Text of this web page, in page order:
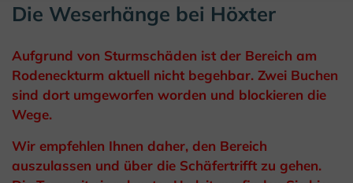
Die Weserhänge bei Höxter
Aufgrund von Sturmschäden ist der Bereich am
Rodeneckturm aktuell nicht begehbar. Zwei Buchen
sind dort umgeworfen worden und blockieren die
Wege.
Wir empfehlen Ihnen daher, den Bereich
auszulassen und über die Schäfertrifft zu gehen.